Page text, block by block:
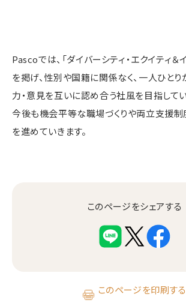
Pascoでは、「ダイバーシティ・エクイティ＆
を掲げ、性別や国籍に関係なく、一人ひとり
力・意見を互いに認め合う社風を目指してい
今後も機会平等な職場づくりや両立支援制
を進めていきます。
このページをシェアする
このページを印刷する